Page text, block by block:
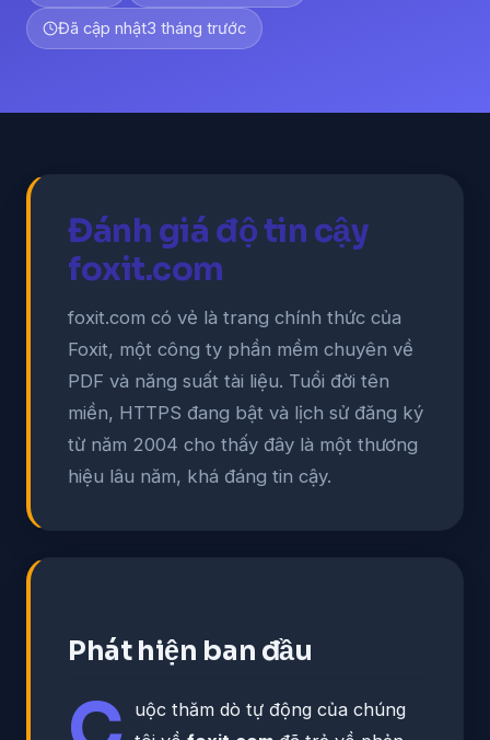
Đã cập nhật3 tháng trước
Đánh giá độ tin cậy
foxit.com
foxit.com có vẻ là trang chính thức của
Foxit, một công ty phần mềm chuyên về
PDF và năng suất tài liệu. Tuổi đời tên
miền, HTTPS đang bật và lịch sử đăng ký
từ năm 2004 cho thấy đây là một thương
hiệu lâu năm, khá đáng tin cậy.
Phát hiện ban đầu
uộc thăm dò tự động của chúng